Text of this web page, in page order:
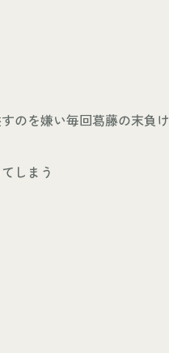
のを嫌い毎回葛藤の末負け
しまう